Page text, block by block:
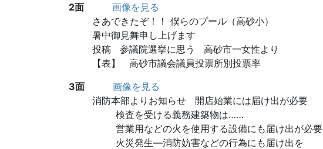
2面
画像を見る
さあできたぞ！！ 僕らのプール（高砂小）
暑中御見舞申し上げます
投稿 参議院選挙に思う 高砂市一女性より
【表】 高砂市議会議員投票所別投票率
3面
画像を見る
消防本部よりお知らせ 開店始業には届け出が必要
検査を受ける義務建築物は……
営業用などの火を使用する設備にも届け出が必要
火災発生―消防妨害などの行為にも届け出を